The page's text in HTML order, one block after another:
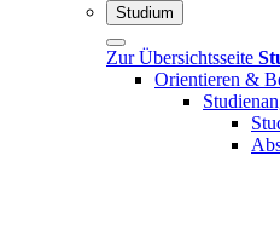
Studium
Zur Übersichtsseite
Orientieren &